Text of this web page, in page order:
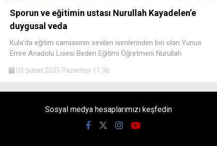
Sporun ve eğitimin ustası Nurullah Kayadelen’e
duygusal veda
Kula’da eğitim camiasının sevilen isimlerinden biri olan Yunus
Emre Anadolu Lisesi Beden Eğitimi Öğretmeni Nurullah
03 Şubat 2025 Pazartesi 11:36
Sosyal medya hesaplarımızı keşfedin